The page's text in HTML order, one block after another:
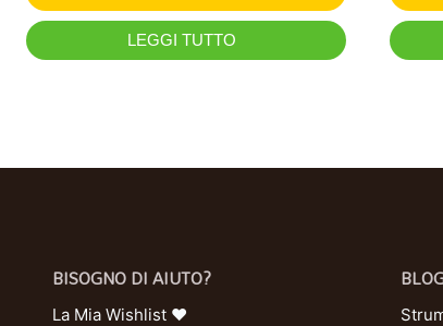
LEGGI TUTTO
BISOGNO DI AIUTO?
La Mia Wishlist ❤